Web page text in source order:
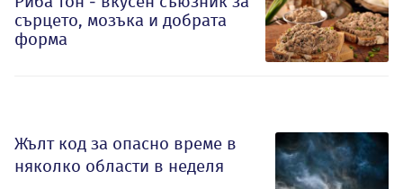
сърцето, мозъка и добрата
форма
Жълт код за опасно време в
няколко области в неделя